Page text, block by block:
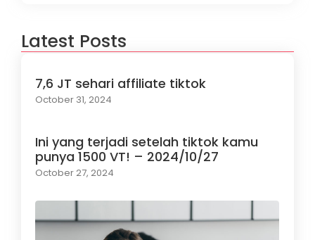
Latest Posts
7,6 JT sehari affiliate tiktok
October 31, 2024
Ini yang terjadi setelah tiktok kamu
punya 1500 VT! – 2024/10/27
October 27, 2024